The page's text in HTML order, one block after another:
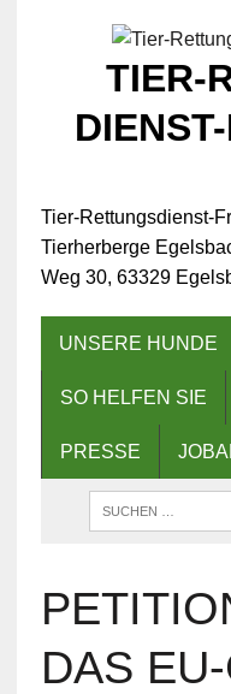
TIER-
Tier-Rettungsdienst-
Tierherberge
Weg 30, 63329
UNSERE HUNDE
SO HELFEN SIE
PRESSE
DAS